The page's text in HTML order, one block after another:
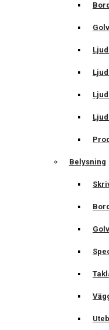
Belysning